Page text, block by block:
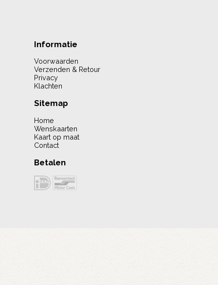
Informatie
Voorwaarden
Verzenden & Retour
Privacy
Klachten
Sitemap
Home
Wenskaarten
Kaart op maat
Contact
Betalen